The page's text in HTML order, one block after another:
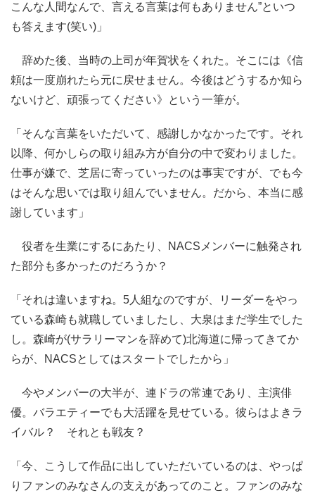
こんな人間なんで、言える言葉は何もありません”といつ
も答えます(笑い)」
辞めた後、当時の上司が年賀状をくれた。そこには《信
頼は一度崩れたら元に戻せません。今後はどうするか知ら
ないけど、頑張ってください》という一筆が。
「そんな言葉をいただいて、感謝しかなかったです。それ
以降、何かしらの取り組み方が自分の中で変わりました。
仕事が嫌で、芝居に寄っていったのは事実ですが、でも今
はそんな思いでは取り組んでいません。だから、本当に感
謝しています」
役者を生業にするにあたり、NACSメンバーに触発され
た部分も多かったのだろうか？
「それは違いますね。5人組なのですが、リーダーをやっ
ている森崎も就職していましたし、大泉はまだ学生でした
し。森崎が(サラリーマンを辞めて)北海道に帰ってきてか
らが、NACSとしてはスタートでしたから」
今やメンバーの大半が、連ドラの常連であり、主演俳
優。バラエティーでも大活躍を見せている。彼らはよきラ
イバル？ それとも戦友？
「今、こうして作品に出していただいているのは、やっぱ
りファンのみなさんの支えがあってのこと。ファンのみな